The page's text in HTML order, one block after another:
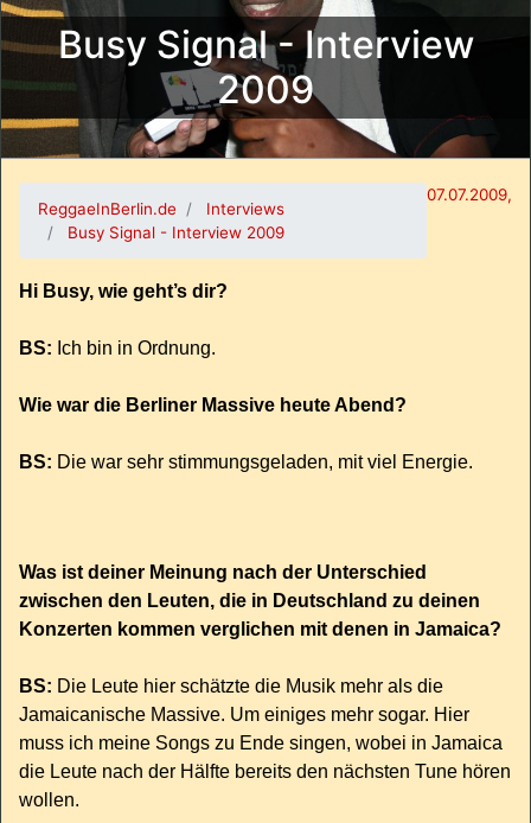
Busy Signal - Interview
2009
07.07.2009,
ReggaeInBerlin.de
Interviews
Busy Signal - Interview 2009
Hi Busy, wie geht’s dir?
BS: Ich bin in Ordnung.
Wie war die Berliner Massive heute Abend?
BS: Die war sehr stimmungsgeladen, mit viel Energie.
Was ist deiner Meinung nach der Unterschied
zwischen den Leuten, die in Deutschland zu deinen
Konzerten kommen verglichen mit denen in Jamaica?
BS: Die Leute hier schätzte die Musik mehr als die
Jamaicanische Massive. Um einiges mehr sogar. Hier
muss ich meine Songs zu Ende singen, wobei in Jamaica
die Leute nach der Hälfte bereits den nächsten Tune hören
wollen.